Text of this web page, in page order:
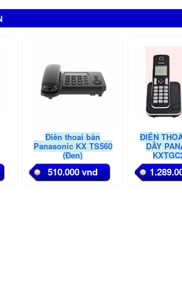
Điện thoại bàn
Panasonic KX TS560
(Đen)
510.000 vnd
ĐIỆN
DÂY